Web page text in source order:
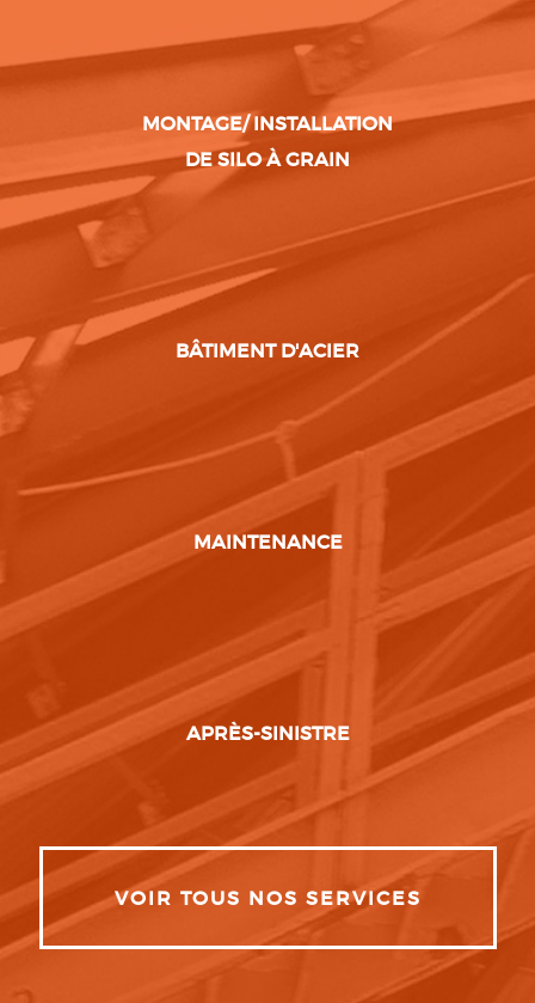
MONTAGE/ INSTALLATION
DE SILO À GRAIN
BÂTIMENT D'ACIER
MAINTENANCE
APRÈS-SINISTRE
VOIR TOUS NOS SERVICES